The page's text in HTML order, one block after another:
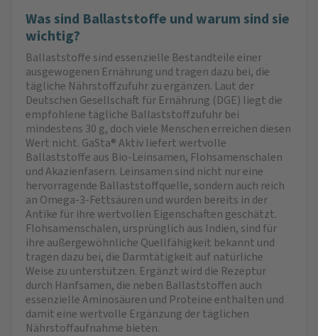
Was sind Ballaststoffe und warum sind sie
wichtig?
Ballaststoffe sind essenzielle Bestandteile einer
ausgewogenen Ernährung und tragen dazu bei, die
tägliche Nährstoffzufuhr zu ergänzen. Laut der
Deutschen Gesellschaft für Ernährung (DGE) liegt die
empfohlene tägliche Ballaststoffzufuhr bei
mindestens 30 g, doch viele Menschen erreichen diesen
Wert nicht. GaSta® Aktiv liefert wertvolle
Ballaststoffe aus Bio-Leinsamen, Flohsamenschalen
und Akazienfasern. Leinsamen sind nicht nur eine
hervorragende Ballaststoffquelle, sondern auch reich
an Omega-3-Fettsäuren und wurden bereits in der
Antike für ihre wertvollen Eigenschaften geschätzt.
Flohsamenschalen, ursprünglich aus Indien, sind für
ihre außergewöhnliche Quellfähigkeit bekannt und
tragen dazu bei, die Darmtätigkeit auf natürliche
Weise zu unterstützen. Ergänzt wird die Rezeptur
durch Hanfsamen, die neben Ballaststoffen auch
essenzielle Aminosäuren und Proteine enthalten und
damit eine wertvolle Ergänzung der täglichen
Nährstoffaufnahme bieten.